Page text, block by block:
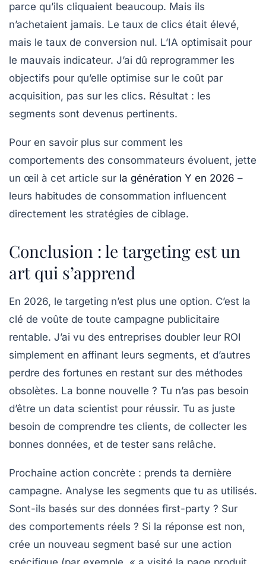
parce qu’ils cliquaient beaucoup. Mais ils
n’achetaient jamais. Le taux de clics était élevé,
mais le taux de conversion nul. L’IA optimisait pour
le mauvais indicateur. J’ai dû reprogrammer les
objectifs pour qu’elle optimise sur le coût par
acquisition, pas sur les clics. Résultat : les
segments sont devenus pertinents.
Pour en savoir plus sur comment les
comportements des consommateurs évoluent, jette
un œil à cet article sur la génération Y en 2026 –
leurs habitudes de consommation influencent
directement les stratégies de ciblage.
Conclusion : le targeting est un
art qui s’apprend
En 2026, le targeting n’est plus une option. C’est la
clé de voûte de toute campagne publicitaire
rentable. J’ai vu des entreprises doubler leur ROI
simplement en affinant leurs segments, et d’autres
perdre des fortunes en restant sur des méthodes
obsolètes. La bonne nouvelle ? Tu n’as pas besoin
d’être un data scientist pour réussir. Tu as juste
besoin de comprendre tes clients, de collecter les
bonnes données, et de tester sans relâche.
Prochaine action concrète : prends ta dernière
campagne. Analyse les segments que tu as utilisés.
Sont-ils basés sur des données first-party ? Sur
des comportements réels ? Si la réponse est non,
crée un nouveau segment basé sur une action